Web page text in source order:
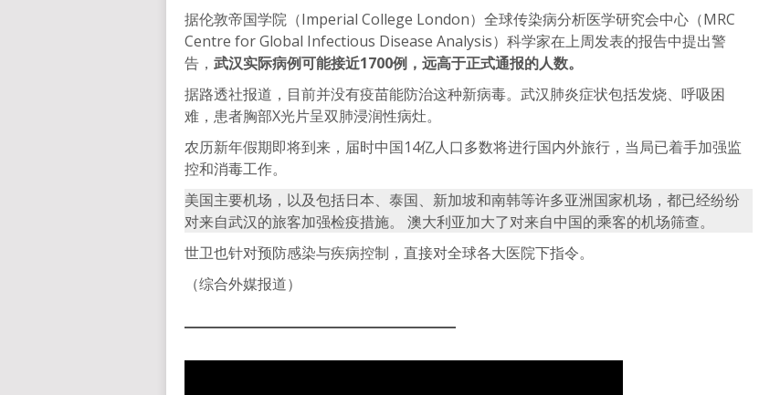
据伦敦帝国学院（Imperial College London）全球传染病分析医学研究会中心（MRC
Centre for Global Infectious Disease Analysis）科学家在上周发表的报告中提出警
告， 武汉实际病例可能接近1700例，远高于正式通报的人数。
据路透社报道，目前并没有疫苗能防治这种新病毒。武汉肺炎症状包括发烧、呼吸困
难，患者胸部X光片呈双肺浸润性病灶。
农历新年假期即将到来，届时中国14亿人口多数将进行国内外旅行，当局已着手加强监
控和消毒工作。
美国主要机场，以及包括日本、泰国、新加坡和南韩等许多亚洲国家机场，都已经纷纷
对来自武汉的旅客加强检疫措施。 澳大利亚加大了对来自中国的乘客的机场筛查。
世卫也针对预防感染与疾病控制，直接对全球各大医院下指令。
（综合外媒报道）